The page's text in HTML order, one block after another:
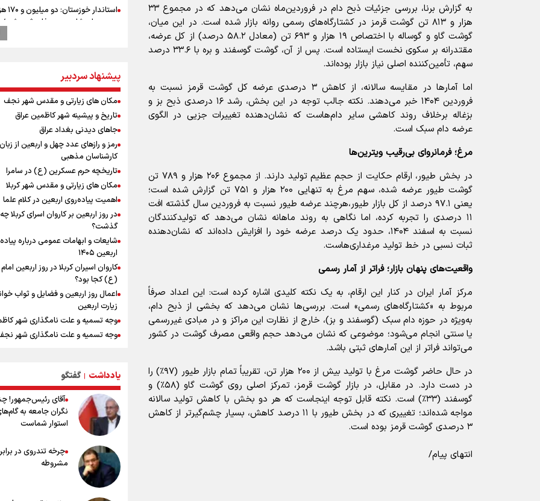
به گزارش برنا، بررسی جزئیات ذبح دام در فروردین‌ماه نشان می‌دهد که در مجموع ۳۳
هزار و ۸۱۳ تن گوشت قرمز در کشتارگاه‌های رسمی روانه بازار شده است. در این میان،
گوشت گاو و گوساله با اختصاص ۱۹ هزار و ۶۹۳ تن (معادل ۵۸.۲ درصد) از کل عرضه،
مقتدرانه بر سکوی نخست ایستاده است. پس از آن، گوشت گوسفند و بره با ۳۳.۶ درصد
سهم، تأمین‌کننده اصلی نیاز بازار بوده‌اند.
اما آمار‌ها در مقایسه سالانه، از کاهش ۳ درصدی عرضه کل گوشت قرمز نسبت به
فروردین ۱۴۰۴ خبر می‌دهند. نکته جالب توجه در این بخش، رشد ۱۶ درصدی ذبح بز و
بزغاله برخلاف روند کاهشی سایر دام‌هاست که نشان‌دهنده تغییرات جزیی در الگوی
عرضه دام سبک است.
مرغ؛ فرمانروای بی‌رقیب ویترین‌ها
در بخش طیور، ارقام حکایت از حجم عظیم تولید دارند. از مجموع ۲۰۶ هزار و ۷۸۹ تن
گوشت طیور عرضه شده، سهم مرغ به تنهایی ۲۰۰ هزار و ۷۵۱ تن گزارش شده است؛
یعنی ۹۷.۱ درصد از کل بازار طیور،هرچند عرضه طیور نسبت به فروردین سال گذشته افت
۱۱ درصدی را تجربه کرده، اما نگاهی به روند ماهانه نشان می‌دهد که تولیدکنندگان
نسبت به اسفند ۱۴۰۴، حدود یک درصد عرضه خود را افزایش داده‌اند که نشان‌دهنده
ثبات نسبی در خط تولید مرغداری‌هاست.
واقعیت‌های پنهان بازار؛ فراتر از آمار رسمی
مرکز آمار ایران در کنار این ارقام، به یک نکته کلیدی اشاره کرده است: این اعداد صرفاً
مربوط به «کشتارگاه‌های رسمی» است. بررسی‌ها نشان می‌دهد که بخشی از ذبح دام،
به‌ویژه در حوزه دام سبک (گوسفند و بز)، خارج از نظارت این مراکز و در مبادی غیررسمی
یا سنتی انجام می‌شود؛ موضوعی که نشان می‌دهد حجم واقعی مصرف گوشت در کشور
می‌تواند فراتر از این آمار‌های ثبتی باشد.
در حال حاضر گوشت مرغ با تولید بیش از ۲۰۰ هزار تن، تقریباً تمام بازار طیور (۹۷٪) را
در دست دارد. در مقابل، در بازار گوشت قرمز، تمرکز اصلی روی گوشت گاو (۵۸٪) و
گوسفند (۳۳٪) است. نکته قابل توجه اینجاست که هر دو بخش با کاهش تولید سالانه
مواجه شده‌اند؛ تغییری که در بخش طیور با ۱۱ درصد کاهش، بسیار چشم‌گیرتر از کاهش
۳ درصدی گوشت قرمز بوده است.
انتهای پیام/
در مرزهای شلمچه و چذابه ثبت شد /
هزار موکب در
امضای سند همکاری سه‌ساله ورزش و
ایران و آذربایجان/ بازدید وزیر ورزش
مجموعه ملی تیراندازی و جودو
رهبر شهید انقلاب: ادّعاهای دروغین
آمریکایی‌ها باید افشا شود
یحیی سریع: در عملیاتی گسترده
نظامی وابسته به عربستان را هدف قرار
کانادا دو مظنون تیراندازی در نزدیکی
کنسولگری آمریکا را بازداشت کرد
نصیری: امیدوارم با خوشرنگ‌ترین
ایران برگردیم/ حضور شهاب حسینی در
تیم انگیزه می‌دهد/ امیدوارم پرسپولیس
فصل موفقی داشته باشد
افزایش تعداد قربانیان تیراندازی در
تایلندی
مرداد ۱۴۰۵ /اونس جهانی رکورد زد، بازار
داخلی در انتظار تعیین تکلیف دلار
میان صعود و سقوط
دانیال شه‌بخش: اردوی ازبکستان
تیم ملی را بالا برد/ برای مدال ناگویا
افت ۳۰ درصدی قیمت دام، گوشت
نمی‌شود
کیلوگرم : امیدوارم با خوشرنگ‌ترین
ایران برگردیم
جانسون: ترامپ از پیامدهای جنگ با
برای آمریکایی‌ها آگاه است
پیشنهاد سردبیر
مکان های زیارتی و مقدس شهر نجف
تاریخ و پیشینه شهر کاظمین عراق
جاهای دیدنی بغداد عراق
رمز و رازهای عدد چهل و اربعین از زبان
کارشناسان مذهبی
تاریخچه حرم عسکرین (ع) در سامرا
مکان های زیارتی و مقدس شهر کربلا
اهمیت پیاده‌روی اربعین در کلام علما
در روز اربعین بر کاروان اسرای کربلا چه
گذشت؟
شایعات و ابهامات عمومی درباره
اربعین ۱۴۰۵
کاروان اسیران کربلا در روز اربعین
(ع) کجا بود؟
اعمال روز اربعین و فضایل و ثواب
زیارت اربعین
وجه تسمیه و علت نامگذاری شهر
وجه تسمیه و علت نامگذاری شهر
وجه تسمیه و علت نامگذاری شهر سامرا
وجه تسمیه و علت نامگذاری شهر کربلا
بهترین موکب‌های ایرانی در پیاده روی
۱۴۰۵
توصیه هایی مهم برای پیچ خوردگی پا در
پیاده روی اربعین
خطرات پیاده روی اربعین/ ۷
سفری ایمن و معنوی
۲۰ نکته دوستانه درباره پیاده روی
عراقی ها
یادداشت | گفتگو
آقای رئیس‌جمهور!
نگران جامعه به
استوار شماست
چرخه تندروی در
مشروطه